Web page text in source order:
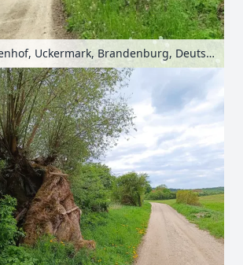
Eiche bei Louisenhof, Uckermark, Brandenburg, Deutschland